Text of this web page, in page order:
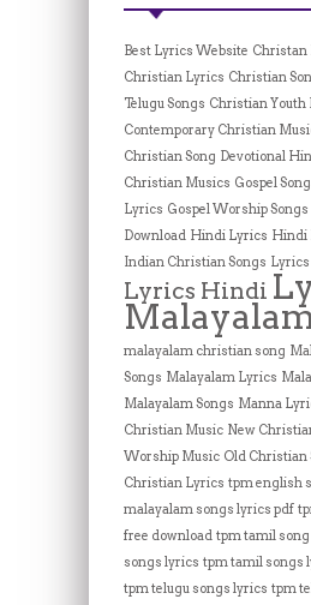
Best Lyrics Website Christan
Christian Lyrics Christian
Telugu Songs Christian Youth
Contemporary Christian
Christian Song Devotional
Christian Musics Gospel
Lyrics Gospel Worship Songs
Download Hindi Lyrics Hindi
Indian Christian Songs
Lyrics Hindi
malayalam christian song
Songs Malayalam Lyrics
Malayalam Songs Manna
Christian Music New
Worship Music Old Christian
Christian Lyrics tpm english
malayalam songs lyrics pdf
free download tpm tamil
songs lyrics tpm tamil songs
tpm telugu songs lyrics tpm